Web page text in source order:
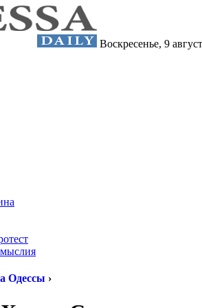
Воскресенье, 9
Одессы ›